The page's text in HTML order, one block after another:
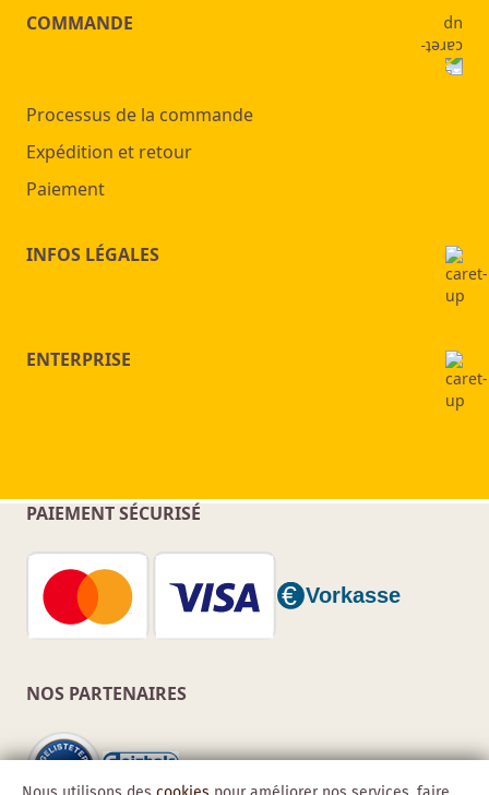
COMMANDE
Processus de la commande
Expédition et retour
Paiement
INFOS LÉGALES
ENTERPRISE
PAIEMENT SÉCURISÉ
NOS PARTENAIRES